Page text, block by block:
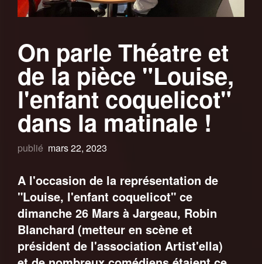
On parle Théatre et
de la pièce "Louise,
l'enfant coquelicot"
dans la matinale !
publié mars 22, 2023
A l'occasion de la représentation de
"Louise, l'enfant coquelicot" ce
dimanche 26 Mars à Jargeau, Robin
Blanchard (metteur en scène et
président de l'association Artist'ella)